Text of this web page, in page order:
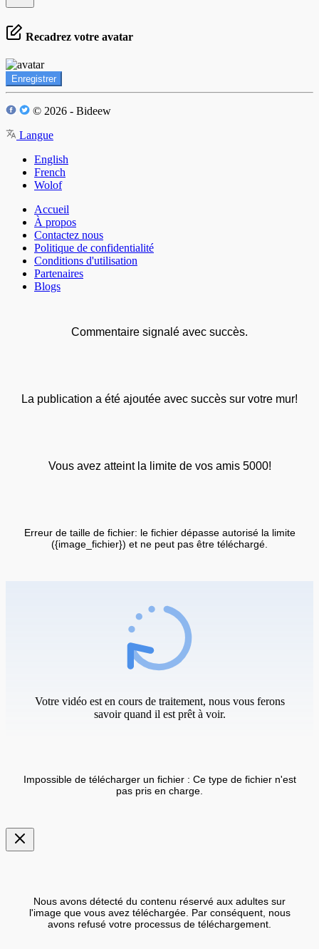
Recadrez votre avatar
Enregistrer
© 2026 - Bideew
Langue
English
French
Wolof
Accueil
À propos
Contactez nous
Politique de confidentialité
Conditions d'utilisation
Partenaires
Blogs
Commentaire signalé avec succès.
La publication a été ajoutée avec succès sur votre mur!
Vous avez atteint la limite de vos amis 5000!
Erreur de taille de fichier: le fichier dépasse autorisé la limite
({image_fichier}) et ne peut pas être téléchargé.
Votre vidéo est en cours de traitement, nous vous ferons
savoir quand il est prêt à voir.
Impossible de télécharger un fichier : Ce type de fichier n'est
pas pris en charge.
Nous avons détecté du contenu réservé aux adultes sur
l'image que vous avez téléchargée. Par conséquent, nous
avons refusé votre processus de téléchargement.